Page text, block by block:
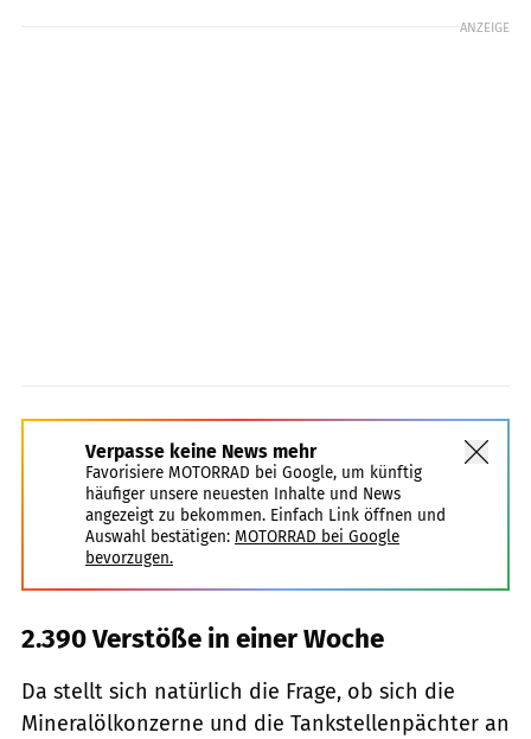
ANZEIGE
Verpasse keine News mehr
Favorisiere MOTORRAD bei Google, um künftig
häufiger unsere neuesten Inhalte und News
angezeigt zu bekommen. Einfach Link öffnen und
Auswahl bestätigen: MOTORRAD bei Google
bevorzugen.
2.390 Verstöße in einer Woche
Da stellt sich natürlich die Frage, ob sich die
Mineralölkonzerne und die Tankstellenpächter an